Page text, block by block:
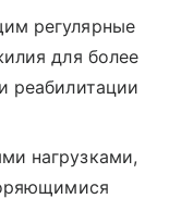
регулярные
для более
реабилитации
нагрузками,